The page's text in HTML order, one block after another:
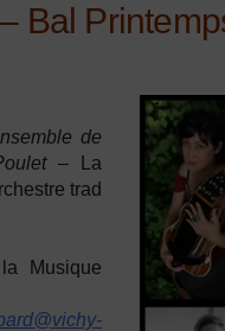
Bal
de
–
La
trad
Musique